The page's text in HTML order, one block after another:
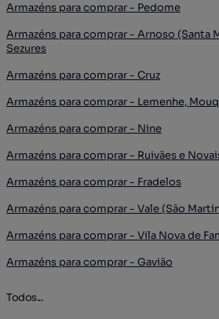
Armazéns para comprar - Pedome
Armazéns para comprar - Arnoso (Santa
Sezures
Armazéns para comprar - Cruz
Armazéns para comprar - Lemenhe,
Armazéns para comprar - Nine
Armazéns para comprar - Ruivães e
Armazéns para comprar - Fradelos
Armazéns para comprar - Vale (São
Armazéns para comprar - Vila Nova de
Armazéns para comprar - Gavião
Todos...